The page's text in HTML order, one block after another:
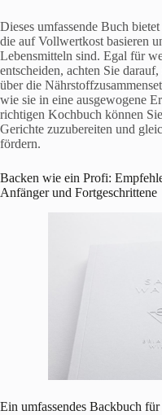
Dieses umfassende Buch
die auf Vollwertkost basieren
Lebensmitteln sind. Egal für
entscheiden, achten Sie
über die
wie sie in eine ausgewogene
richtigen Kochbuch können
Gerichte zuzubereiten und
fördern.
Backen wie ein Profi:
Anfänger und Fortgeschrittene
Ein umfassendes Backbuch